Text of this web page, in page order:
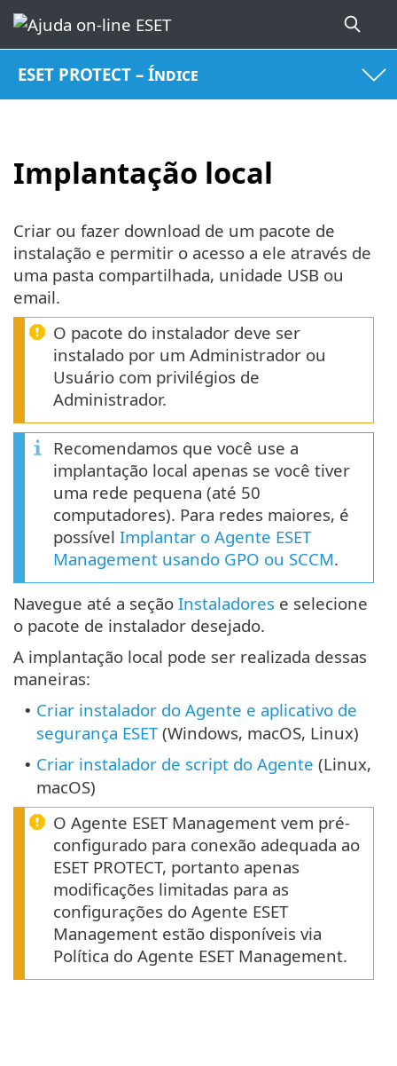
ESET PROTECT – Índice
Implantação local
Criar ou fazer download de um pacote de
instalação e permitir o acesso a ele através de
uma pasta compartilhada, unidade USB ou
email.
O pacote do instalador deve ser
instalado por um Administrador ou
Usuário com privilégios de
Administrador.
Recomendamos que você use a
implantação local apenas se você tiver
uma rede pequena (até 50
computadores). Para redes maiores, é
possível Implantar o Agente ESET
Management usando GPO ou SCCM.
Navegue até a seção Instaladores e selecione
o pacote de instalador desejado.
A implantação local pode ser realizada dessas
maneiras:
• Criar instalador do Agente e aplicativo de
segurança ESET(Windows, macOS, Linux)
• Criar instalador de script do Agente (Linux,
macOS)
O Agente ESET Management vem pré-
configurado para conexão adequada ao
ESET PROTECT, portanto apenas
modificações limitadas para as
configurações do Agente ESET
Management estão disponíveis via
Política do Agente ESET Management.